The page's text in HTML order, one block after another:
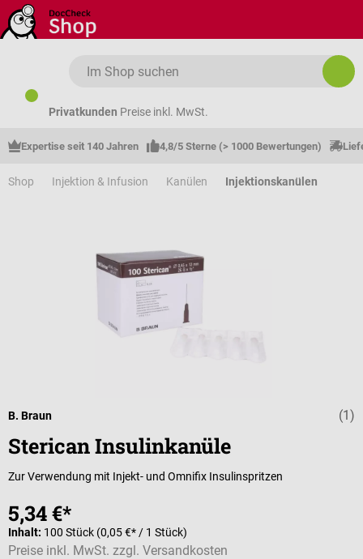
Zum Hauptinhalt springen
Privatkunden Preise inkl. MwSt.
Expertise seit 140 Jahren 4,8/5 Sterne (> 1000 Bewertungen)
Shop Injektion & Infusion Kanülen Injektionskanülen
(1)
B. Braun
Sterican Insulinkanüle
Zur Verwendung mit Injekt- und Omnifix Insulinspritzen
5,34 €*
Inhalt: 100 Stück (0,05 €* / 1 Stück)
Preise inkl. MwSt. zzgl. Versandkosten